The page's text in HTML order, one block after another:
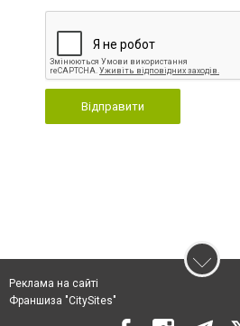
Відправити
Реклама на сайті
Франшиза "CitySites"